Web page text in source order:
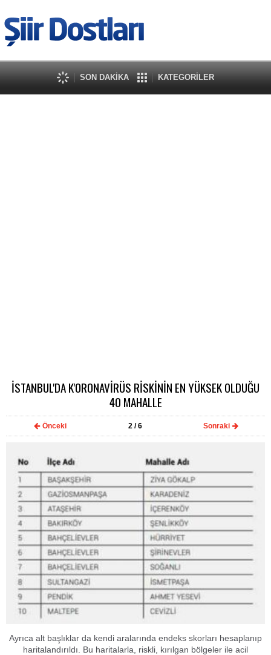
SON DAKİKA KATEGORİLER
İSTANBUL'DA K'ORONAVİRÜS RİSKİNİN EN YÜKSEK OLDUĞU
40 MAHALLE
Önceki 2 / 6 Sonraki
Ayrıca alt başlıklar da kendi aralarında endeks skorları hesaplanıp
haritalandırıldı. Bu haritalarla, riskli, kırılgan bölgeler ile acil